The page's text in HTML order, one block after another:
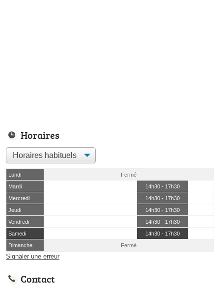
Horaires
Lundi
Fermé
Mardi
14h30 - 17h30
Mercredi
14h30 - 17h30
Jeudi
14h30 - 17h30
Vendredi
14h30 - 17h30
Samedi
14h30 - 17h30
Dimanche
Fermé
Signaler une erreur
Contact